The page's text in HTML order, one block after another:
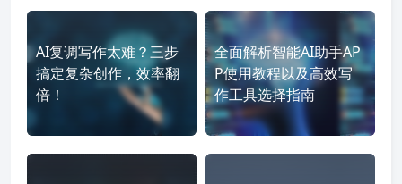
AI复调写作太难？三步
搞定复杂创作，效率翻
倍！
全面解析智能AI助手AP
P使用教程以及高效写
作工具选择指南